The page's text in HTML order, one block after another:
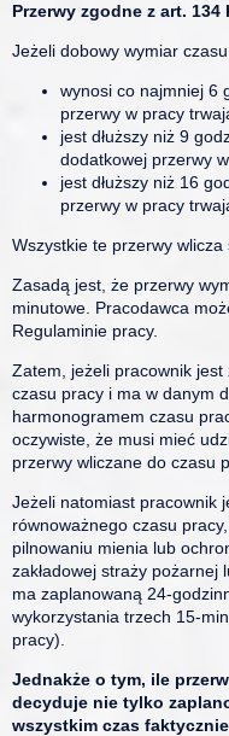
Przerwy zgodne z art. 134
Jeżeli dobowy wymiar
wynosi co najmniej 6
przerwy w pracy
jest dłuższy niż 9
dodatkowej przerwy
jest dłuższy niż 16
przerwy w pracy
Wszystkie te przerwy
Zasadą jest, że przerwy
minutowe. Pracodawca
Regulaminie pracy.
Zatem, jeżeli pracownik
czasu pracy i ma w danym
harmonogramem czasu
oczywiste, że musi mieć
przerwy wliczane do czasu
Jeżeli natomiast pracownik
równoważnego czasu
pilnowaniu mienia lub
zakładowej straży pożarnej
ma zaplanowaną 24-
wykorzystania trzech 15-
pracy).
Jednakże o tym, ile
decyduje nie tylko
wszystkim czas